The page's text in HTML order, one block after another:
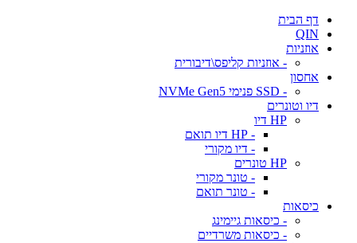
דף הבית
QIN
אוזניות
- אוזניות קליפס\דיבורית
אחסון
- SSD פנימי NVMe Gen5
דיו וטונרים
HP דיו
- HP דיו תואם
- דיו מקורי
HP טונרים
- טונר מקורי
- טונר תואם
כיסאות
- כיסאות גיימינג
- כיסאות משרדיים